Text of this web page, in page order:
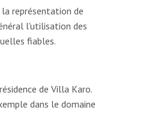
représentation de
l'utilisation des
fiables.
de Villa Karo.
dans le domaine